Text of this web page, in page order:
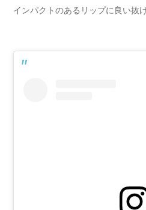
インパクトのあるリップに良い抜